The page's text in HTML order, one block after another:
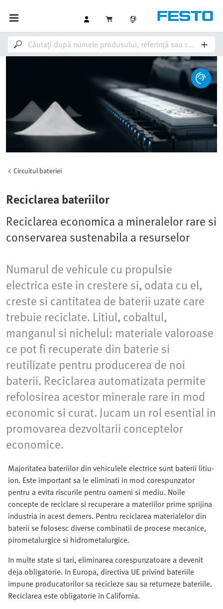
Circuitul bateriei
Reciclarea bateriilor
Reciclarea economica a mineralelor rare si
conservarea sustenabila a resurselor
Numarul de vehicule cu propulsie
electrica este in crestere si, odata cu el,
creste si cantitatea de baterii uzate care
trebuie reciclate. Litiul, cobaltul,
manganul si nichelul: materiale valoroase
ce pot fi recuperate din baterie si
reutilizate pentru producerea de noi
baterii. Reciclarea automatizata permite
refolosirea acestor minerale rare in mod
economic si curat. Jucam un rol esential in
promovarea dezvoltarii conceptelor
economice.
Majoritatea bateriilor din vehiculele electrice sunt baterii litiu-
ion. Este important sa le eliminati in mod corespunzator
pentru a evita riscurile pentru oameni si mediu. Noile
concepte de reciclare si recuperare a materiilor prime sprijina
industria in acest demers. Pentru reciclarea materialelor din
baterii se folosesc diverse combinatii de procese mecanice,
pirometalurgice si hidrometalurgice.
In multe state si tari, eliminarea corespunzatoare a devenit
deja obligatorie. In Europa, directiva UE privind bateriile
impune producatorilor sa recicleze sau sa returneze bateriile.
Reciclarea este obligatorie in California.